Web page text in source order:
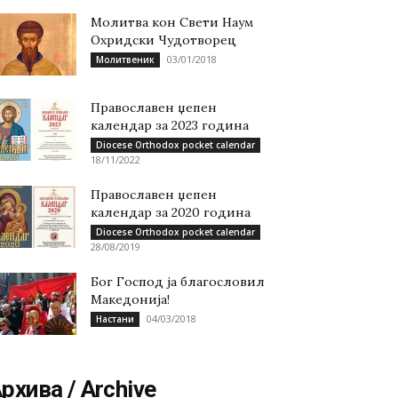
Молитва кон Свети Наум
Охридски Чудотворец
Молитвеник 03/01/2018
Православен џепен
календар за 2023 година
Diocese Orthodox pocket calendar
18/11/2022
Православен џепен
календар за 2020 година
Diocese Orthodox pocket calendar
28/08/2019
Бог Господ ја благословил
Македонија!
Настани 04/03/2018
/ Archive